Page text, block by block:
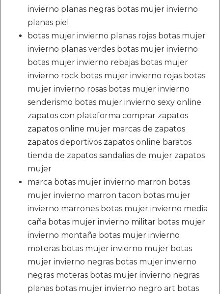
invierno planas negras botas mujer invierno
planas piel
botas mujer invierno planas rojas botas mujer
invierno planas verdes botas mujer invierno
botas mujer invierno rebajas botas mujer
invierno rock botas mujer invierno rojas botas
mujer invierno rosas botas mujer invierno
senderismo botas mujer invierno sexy online
zapatos con plataforma comprar zapatos
zapatos online mujer marcas de zapatos
zapatos deportivos zapatos online baratos
tienda de zapatos sandalias de mujer zapatos
mujer
marca botas mujer invierno marron botas
mujer invierno marron tacon botas mujer
invierno marrones botas mujer invierno media
caña botas mujer invierno militar botas mujer
invierno montaña botas mujer invierno
moteras botas mujer invierno mujer botas
mujer invierno negras botas mujer invierno
negras moteras botas mujer invierno negras
planas botas mujer invierno negro art botas